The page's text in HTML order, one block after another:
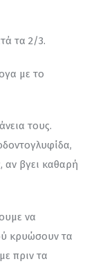
τα 2/3.
με το
τους.
αν βγει καθαρή
να
κρυώσουν τα
πριν τα